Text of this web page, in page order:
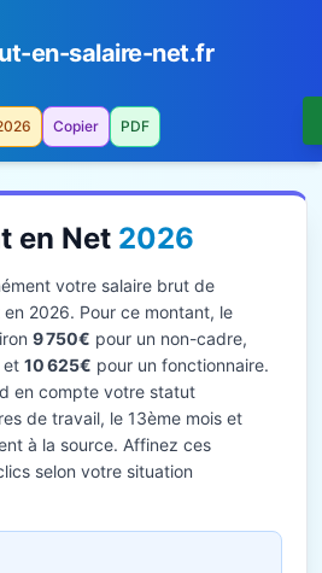
en-salaire-net.fr
Copier PDF
en Net 2026
votre salaire brut de
en 2026. Pour ce montant, le
9 750€ pour un non-cadre,
et 10 625€ pour un fonctionnaire.
en compte votre statut
de travail, le 13ème mois et
à la source. Affinez ces
selon votre situation